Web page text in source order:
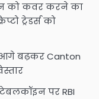
को कवर करने का
ट्रेडर्स को
आगे बढ़कर Canton
पर RBI